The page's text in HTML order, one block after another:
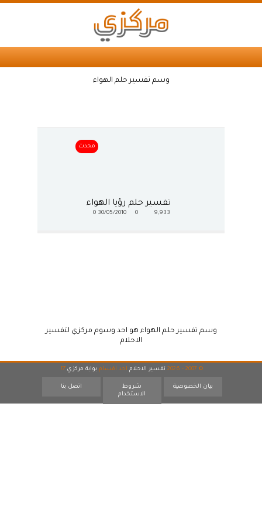
وسم تفسير حلم الهواء
محدث
تفسير حلم رؤيا الهواء
9,933
30/05/2010
0
وسم تفسير حلم الهواء هو احد وسوم مركزي لتفسير
الاحلام
© 2007 - 2026 تفسير الاحلام احد اقسام بوابة مركزي 17
بيان الخصوصية
شروط
الاستخدام
اتصل بنا